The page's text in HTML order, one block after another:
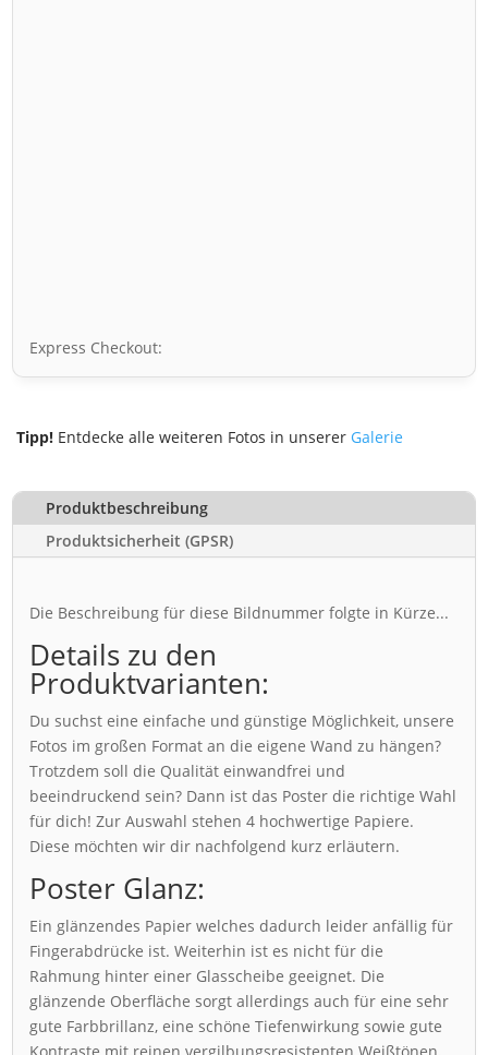
Express Checkout:
Tipp! Entdecke alle weiteren Fotos in unserer Galerie
Produktbeschreibung
Produktsicherheit (GPSR)
Die Beschreibung für diese Bildnummer folgte in Kürze...
Details zu den
Produktvarianten:
Du suchst eine einfache und günstige Möglichkeit, unsere
Fotos im großen Format an die eigene Wand zu hängen?
Trotzdem soll die Qualität einwandfrei und
beeindruckend sein? Dann ist das Poster die richtige Wahl
für dich! Zur Auswahl stehen 4 hochwertige Papiere.
Diese möchten wir dir nachfolgend kurz erläutern.
Poster Glanz:
Ein glänzendes Papier welches dadurch leider anfällig für
Fingerabdrücke ist. Weiterhin ist es nicht für die
Rahmung hinter einer Glasscheibe geeignet. Die
glänzende Oberfläche sorgt allerdings auch für eine sehr
gute Farbbrillanz, eine schöne Tiefenwirkung sowie gute